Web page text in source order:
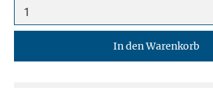
In den Warenkorb